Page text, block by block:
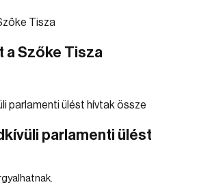
a Szőke Tisza
parlamenti ülést